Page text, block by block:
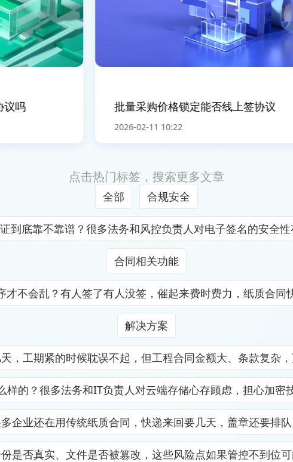
吗 批量采购价格锁定能否线上签协议
2026-02-11 10:22
点击热门标签，搜索更多文章
全部 合规安全
底靠不靠谱？很多法务和风控负责人对电子签名的安
合同相关功能
不会乱？有人签了有人没签，催起来费时费力，纸质合
解决方案
工期紧的时候耽误不起，但工程合同金额大、条款复
的？很多法务和IT负责人对云端存储心存顾虑，担心加
业还在用传统纸质合同，快递来回要几天，盖章还要
否真实、文件是否被篡改，这些风险点如果管控不到